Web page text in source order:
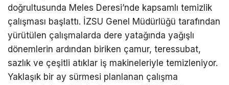
doğrultusunda Meles Deresi’nde kapsamlı temizlik
çalışması başlattı. İZSU Genel Müdürlüğü tarafından
yürütülen çalışmalarda dere yatağında yağışlı
dönemlerin ardından biriken çamur, teressubat,
sazlık ve çeşitli atıklar iş makineleriyle temizleniyor.
Yaklaşık bir ay sürmesi planlanan çalışma